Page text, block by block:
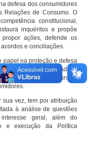
defesa dos consumidores
Relações de Consumo. O
constitucional,
inquéritos e propõe
ações, defende os
e conciliações.
papel na proteção e defesa
organizado de cidadãos
registrada e com função
sua vez, tem por atribuição
à análise de questões
geral, além do
e execução da Política